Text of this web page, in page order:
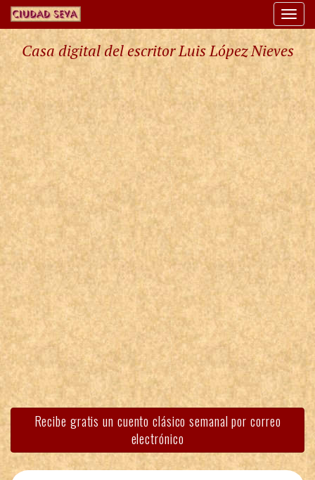
Casa digital del escritor Luis López Nieves
Recibe gratis un cuento clásico semanal por correo
electrónico